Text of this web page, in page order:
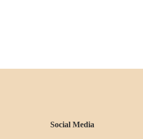
Social Media